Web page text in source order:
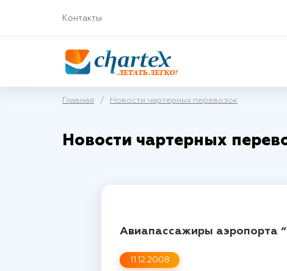
Контакты
Главная / Новости чартерных перевозок
Новости чартерных
11.12.2008
Авиапассажиры аэропорта